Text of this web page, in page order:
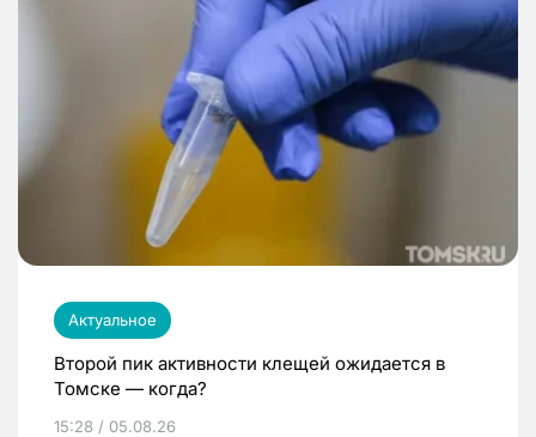
Актуальное
Второй пик активности клещей ожидается в
Томске — когда?
15:28 / 05.08.26